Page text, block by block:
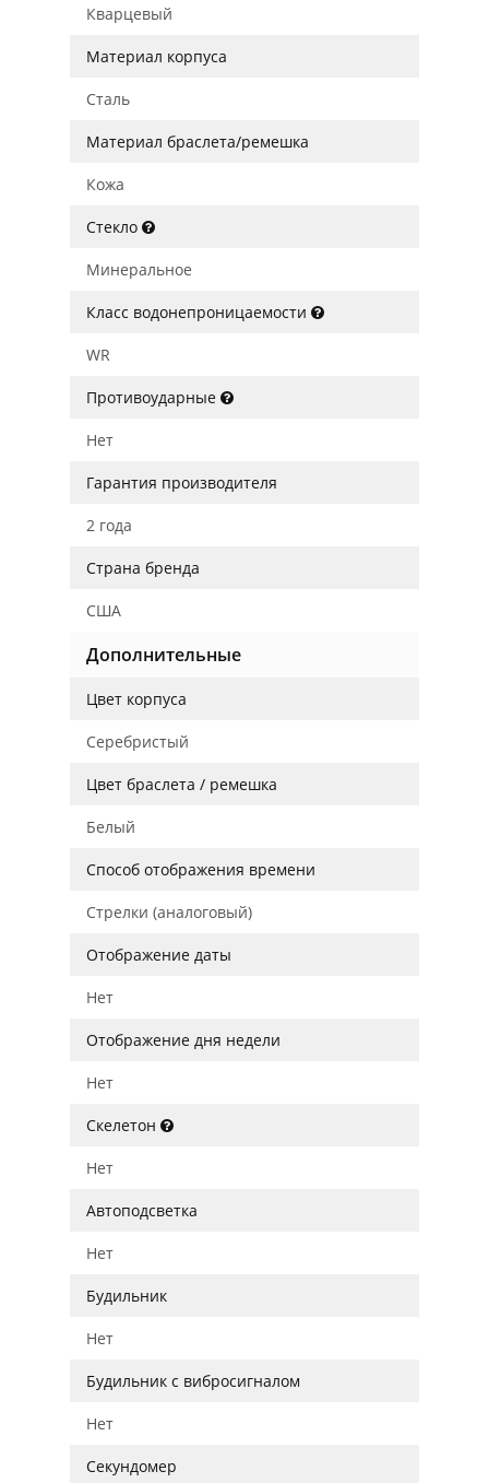
Кварцевый
Материал корпуса
Сталь
Материал браслета/ремешка
Кожа
Стекло
Минеральное
Класс водонепроницаемости
WR
Противоударные
Нет
Гарантия производителя
2 года
Страна бренда
США
Дополнительные
Цвет корпуса
Серебристый
Цвет браслета / ремешка
Белый
Способ отображения времени
Стрелки (аналоговый)
Отображение даты
Нет
Отображение дня недели
Нет
Скелетон
Нет
Автоподсветка
Нет
Будильник
Нет
Будильник с вибросигналом
Нет
Секундомер